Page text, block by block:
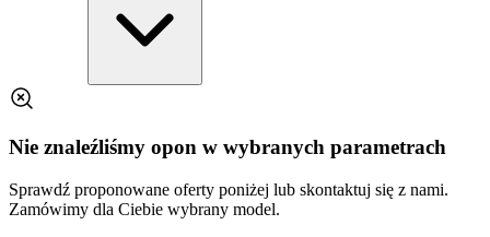
Nie znaleźliśmy opon w wybranych parametrach
Sprawdź proponowane oferty poniżej lub skontaktuj się z nami.
Zamówimy dla Ciebie wybrany model.